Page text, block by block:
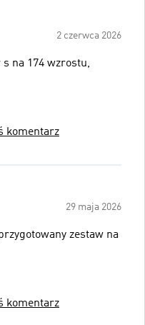
2 czerwca 2026
na 174 wzrostu,
komentarz
29 maja 2026
zestaw na
komentarz